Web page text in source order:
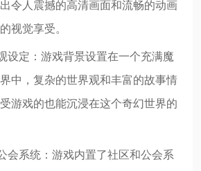
令人震撼的高清画面和流畅的动画
视觉享受。
设定：游戏背景设置在一个充满魔
中，复杂的世界观和丰富的故事情
游戏的也能沉浸在这个奇幻世界的
会系统：游戏内置了社区和公会系